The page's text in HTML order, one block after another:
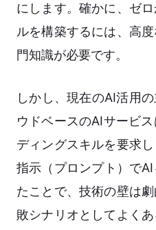
にします。確かに、ゼ
ルを構築するには、高
門知識が必要です。
しかし、現在のAI活用
ウドベースのAIサービ
ディングスキルを要求
指示（プロンプト）で
たことで、技術の壁は
敗シナリオとしてよく